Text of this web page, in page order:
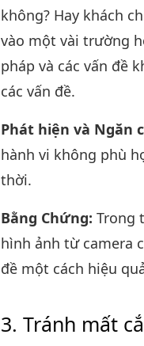
không? Hay khách
vào một vài trường
pháp và các vấn đề
các vấn đề.
Phát hiện và Ngăn
hành vi không phù
thời.
Bằng Chứng: Trong
hình ảnh từ camera
đề một cách hiệu
Tránh mất